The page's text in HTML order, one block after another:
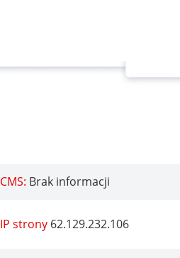
CMS: Brak informacji
IP strony 62.129.232.106